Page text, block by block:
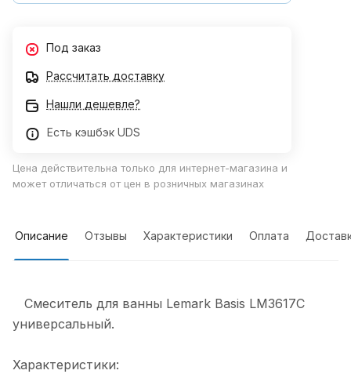
Под заказ
Рассчитать доставку
Нашли дешевле?
Есть кэшбэк UDS
Цена действительна только для интернет-магазина и
может отличаться от цен в розничных магазинах
Описание Отзывы Характеристики Оплата
Смеситель для ванны Lemark Basis LM3617C
универсальный.
Характеристики: